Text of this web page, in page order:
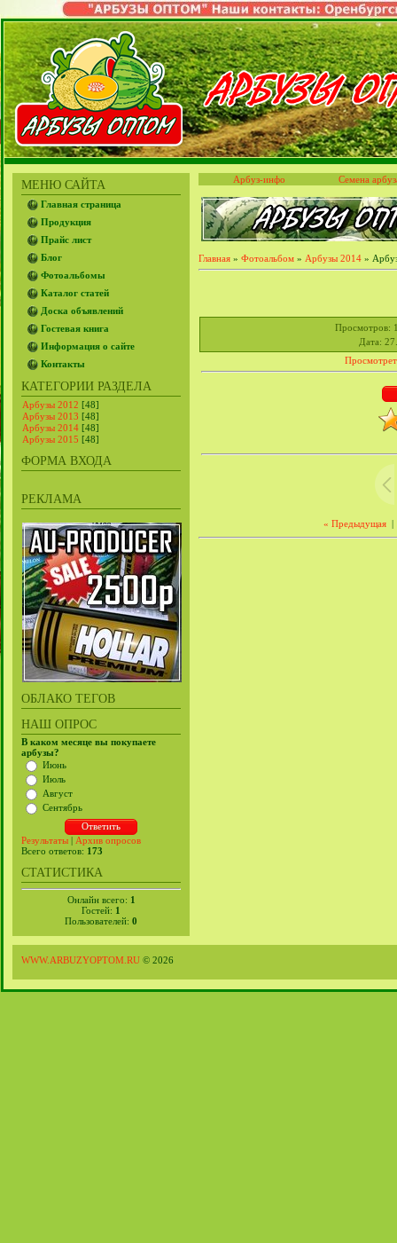
МЕНЮ САЙТА
Главная страница
Продукция
Прайс лист
Блог
Фотоальбомы
Каталог статей
Доска объявлений
Гостевая книга
Информация о сайте
Контакты
КАТЕГОРИИ РАЗДЕЛА
Арбузы 2012 [48]
Арбузы 2013 [48]
Арбузы 2014 [48]
Арбузы 2015 [48]
ФОРМА ВХОДА
РЕКЛАМА
ОБЛАКО ТЕГОВ
НАШ ОПРОС
В каком месяце вы покупаете
арбузы?
Июнь
Июль
Август
Сентябрь
Результаты | Архив опросов
Всего ответов: 173
СТАТИСТИКА
Онлайн всего: 1
Гостей: 1
Пользователей: 0
Арбуз-инфо Семена
Главная » Фотоальбом » Арбузы 2014 »
Просмотров:
Дата:
« Предыдущая |
WWW.ARBUZYOPTOM.RU © 2026